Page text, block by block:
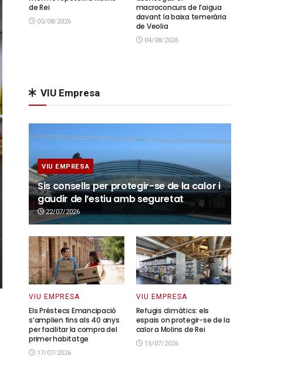
de Rei
05/08/2026
macroconcurs de l’aigua
davant la baixa temerària
de Veolia
04/08/2026
VIU Empresa
VIU EMPRESA
Sis consells per protegir-se de la calor i
gaudir de l’estiu amb seguretat
22/07/2026
VIU EMPRESA
Els Préstecs Emancipació
s’amplien fins als 40 anys
per facilitar la compra del
primer habitatge
17/07/2026
VIU EMPRESA
Refugis climàtics: els
espais on protegir-se de la
calor a Molins de Rei
15/07/2026